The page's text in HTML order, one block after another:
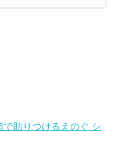
貼りつけるえのぐ シ